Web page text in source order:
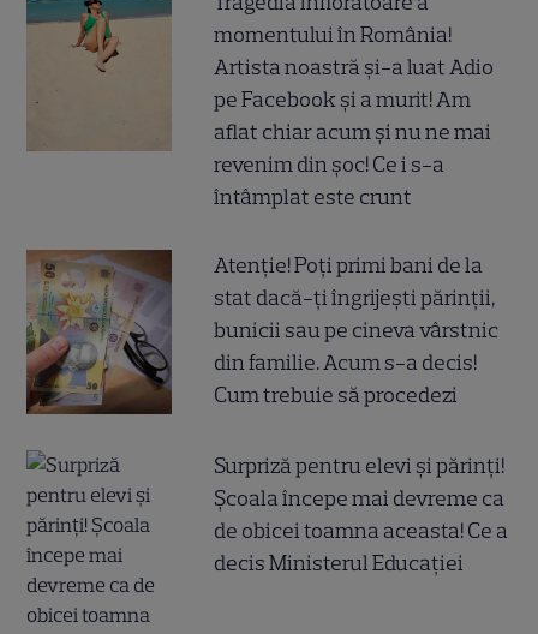
momentului în România!
Artista noastră și-a luat Adio
pe Facebook și a murit! Am
aflat chiar acum și nu ne mai
revenim din șoc! Ce i s-a
întâmplat este crunt
Atenție! Poți primi bani de la
stat dacă-ți îngrijești părinții,
bunicii sau pe cineva vârstnic
din familie. Acum s-a decis!
Cum trebuie să procedezi
Surpriză pentru elevi și părinți!
Școala începe mai devreme ca
de obicei toamna aceasta! Ce a
decis Ministerul Educației